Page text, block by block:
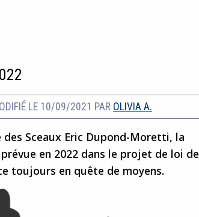
LE 10/09/2021 PAR OLIVIA A.
Sceaux Eric Dupond-Moretti, la
en 2022 dans le projet de loi de
toujours en quête de moyens.